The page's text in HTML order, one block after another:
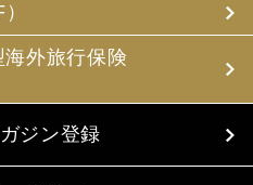
外旅行保険
ジン登録